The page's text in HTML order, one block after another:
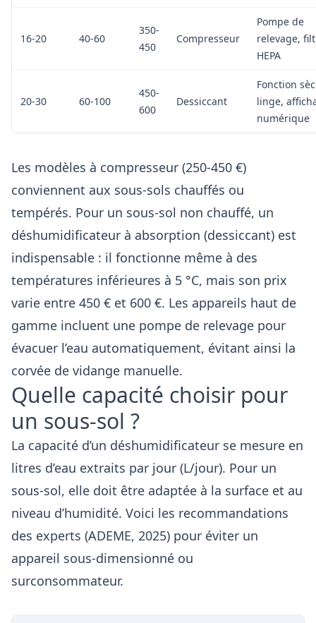
16-20 40-60
350-
450
Compresseur
Pompe de
relevage,
HEPA
20-30 60-100
450-
600
Dessiccant
Fonction
linge,
numérique
Les modèles à compresseur (250-450 €)
conviennent aux sous-sols chauffés ou
tempérés. Pour un sous-sol non chauffé, un
déshumidificateur à absorption (dessiccant) est
indispensable : il fonctionne même à des
températures inférieures à 5 °C, mais son prix
varie entre 450 € et 600 €. Les appareils haut de
gamme incluent une pompe de relevage pour
évacuer l’eau automatiquement, évitant ainsi la
corvée de vidange manuelle.
Quelle capacité choisir pour
un sous-sol ?
La capacité d’un déshumidificateur se mesure en
litres d’eau extraits par jour (L/jour). Pour un
sous-sol, elle doit être adaptée à la surface et au
niveau d’humidité. Voici les recommandations
des experts (ADEME, 2025) pour éviter un
appareil sous-dimensionné ou
surconsommateur.